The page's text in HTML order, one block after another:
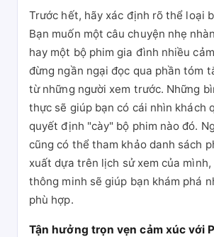
Trước hết, hãy xác định rõ thể loại
Bạn muốn một câu chuyện nhẹ
hay một bộ phim gia đình nhiều
đừng ngần ngại đọc qua phần tóm
từ những người xem trước. Những
thực sẽ giúp bạn có cái nhìn khách
quyết định "cày" bộ phim nào đó.
cũng có thể tham khảo danh sách
xuất dựa trên lịch sử xem của
thông minh sẽ giúp bạn khám phá
phù hợp.
Tận hưởng trọn vẹn cảm xúc với